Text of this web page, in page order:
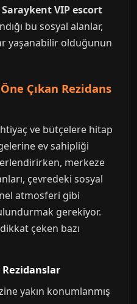
VIP escort
bu sosyal alanlar,
yaşanabilir olduğunun
Çıkan Rezidans
ve bütçelere hitap
ev sahipliği
merkeze
çevredeki sosyal
atmosferi gibi
gerekiyor.
çeken bazı
Rezidanslar
yakın konumlanmış